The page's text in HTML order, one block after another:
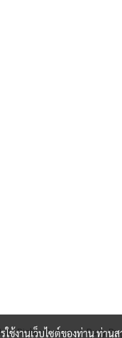
All Rights Reserved. Rudy
งานเว็บไซต์ของท่าน ท่าน